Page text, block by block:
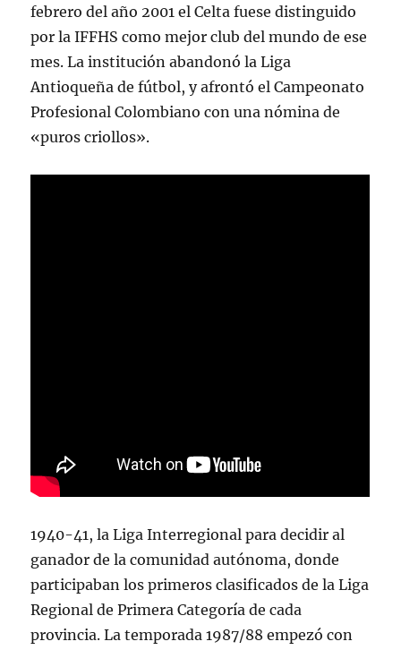
febrero del año 2001 el Celta fuese distinguido
por la IFFHS como mejor club del mundo de ese
mes. La institución abandonó la Liga
Antioqueña de fútbol, y afrontó el Campeonato
Profesional Colombiano con una nómina de
«puros criollos».
1940-41, la Liga Interregional para decidir al
ganador de la comunidad autónoma, donde
participaban los primeros clasificados de la Liga
Regional de Primera Categoría de cada
provincia. La temporada 1987/88 empezó con